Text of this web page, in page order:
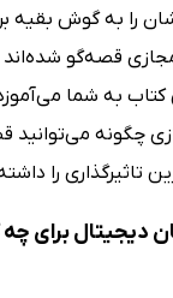
را به گوش بقیه
قصه‌گو شده‌اند
کتاب به شما
چگونه
تاثیرگذاری را
دیجیتال برای